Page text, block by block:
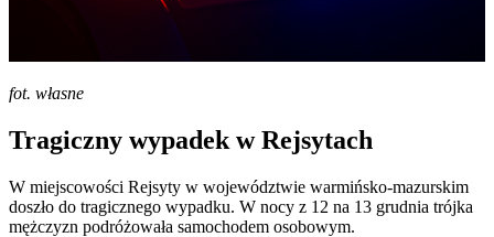
fot. własne
Tragiczny wypadek w Rejsytach
W miejscowości Rejsyty w województwie warmińsko-mazurskim
doszło do tragicznego wypadku. W nocy z 12 na 13 grudnia trójka
mężczyzn podróżowała samochodem osobowym.